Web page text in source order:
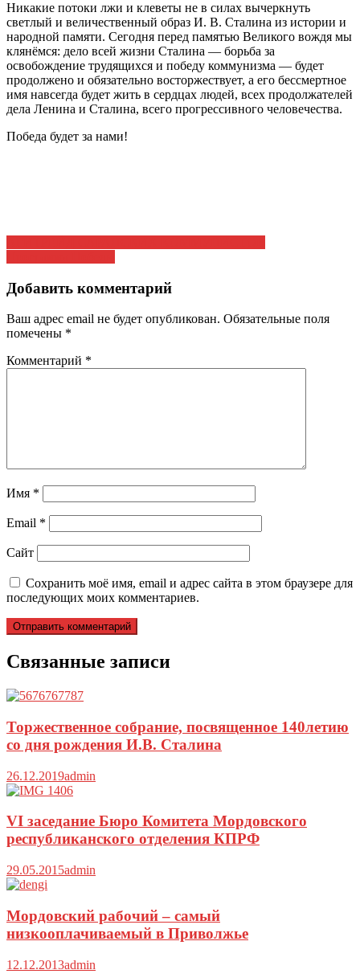
Никакие потоки лжи и клеветы не в силах вычеркнуть
светлый и величественный образ И. В. Сталина из истории и
народной памяти. Сегодня перед памятью Великого вождя мы
клянёмся: дело всей жизни Сталина — борьба за
освобождение трудящихся и победу коммунизма — будет
продолжено и обязательно восторжествует, а его бессмертное
имя навсегда будет жить в сердцах людей, всех продолжателей
дела Ленина и Сталина, всего прогрессивного человечества.
Победа будет за нами!
Навигация
по
записям
Добавить комментарий
Ваш адрес email не будет опубликован. Обязательные поля
помечены *
Комментарий *
Имя *
Email *
Сайт
Сохранить моё имя, email и адрес сайта в этом браузере для
последующих моих комментариев.
Связанные записи
Торжественное собрание, посвященное 140летию
со дня рождения И.В. Сталина
26.12.2019admin
VI заседание Бюро Комитета Мордовского
республиканского отделения КПРФ
29.05.2015admin
Мордовский рабочий – самый
низкооплачиваемый в Приволжье
12.12.2013admin